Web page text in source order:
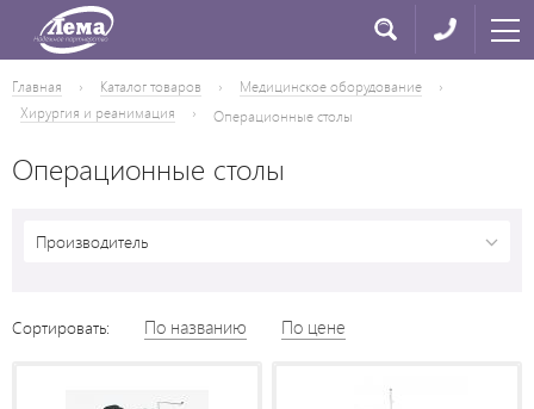
Главная › Каталог товаров › Медицинское оборудование
›
Хирургия и реанимация
› Операционные столы
Операционные столы
Производитель
Сортировать: По названию По цене